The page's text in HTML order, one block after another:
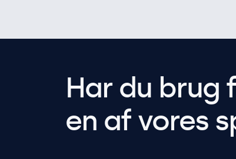
Har du brug
en af vores